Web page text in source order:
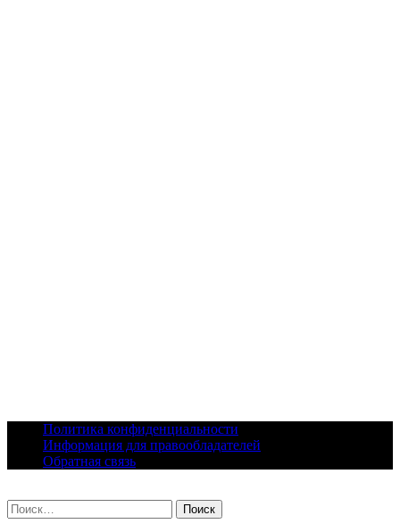
content
Политика конфиденциальности
Информация для правообладателей
Обратная связь
Найти: